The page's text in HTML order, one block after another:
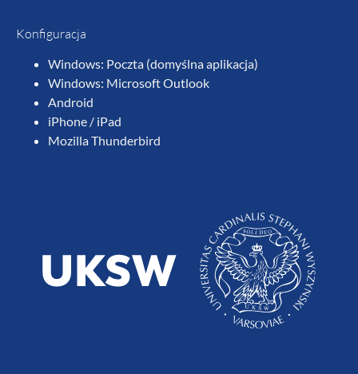
Konfiguracja
Windows: Poczta (domyślna aplikacja)
Windows: Microsoft Outlook
Android
iPhone / iPad
Mozilla Thunderbird